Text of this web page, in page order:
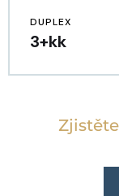
DUPLEX
3+kk